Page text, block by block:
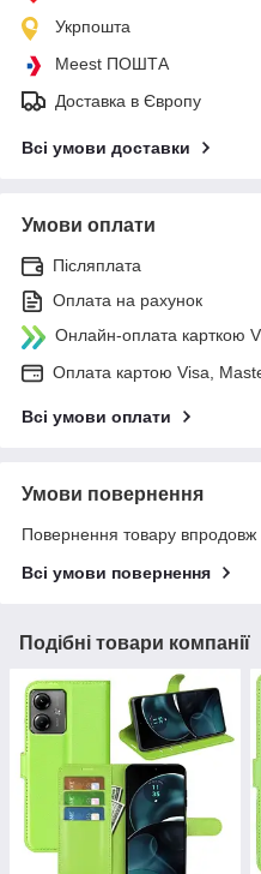
Укрпошта
Meest ПОШТА
Доставка в Європу
Всі умови доставки
Умови оплати
Післяплата
Оплата на рахунок
Онлайн-оплата карткою
Оплата картою Visa,
Всі умови оплати
Умови повернення
Повернення товару впродовж
Всі умови повернення
Подібні товари компанії